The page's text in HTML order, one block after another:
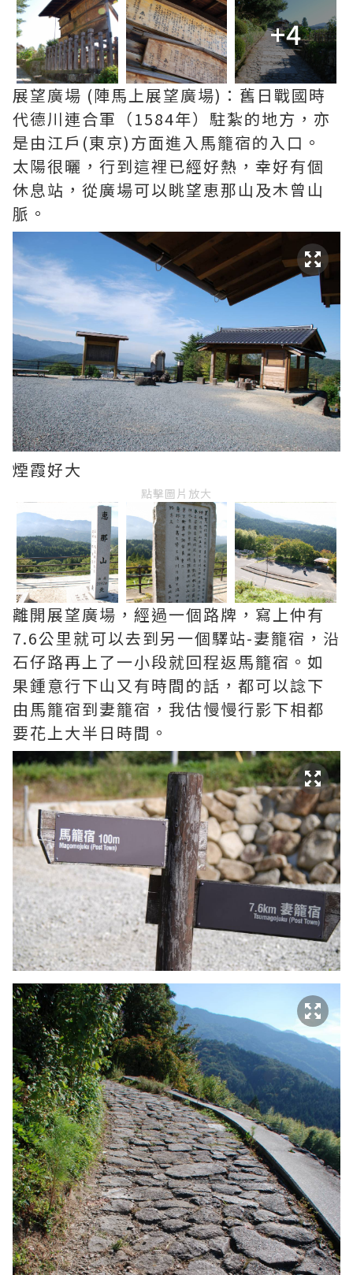
+4
展望廣場 (陣馬上展望廣場)：舊日戰國時
代德川連合軍（1584年）駐紮的地方，亦
是由江戶(東京)方面進入馬籠宿的入口。
太陽很曬，行到這裡已經好熱，幸好有個
休息站，從廣場可以眺望恵那山及木曾山
脈。
煙霞好大
點擊圖片放大
離開展望廣場，經過一個路牌，寫上仲有
7.6公里就可以去到另一個驛站-妻籠宿，沿
石仔路再上了一小段就回程返馬籠宿。如
果鍾意行下山又有時間的話，都可以諗下
由馬籠宿到妻籠宿，我估慢慢行影下相都
要花上大半日時間。